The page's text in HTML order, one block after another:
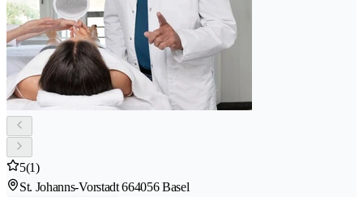
5(1)
St. Johanns-Vorstadt 664056 Basel